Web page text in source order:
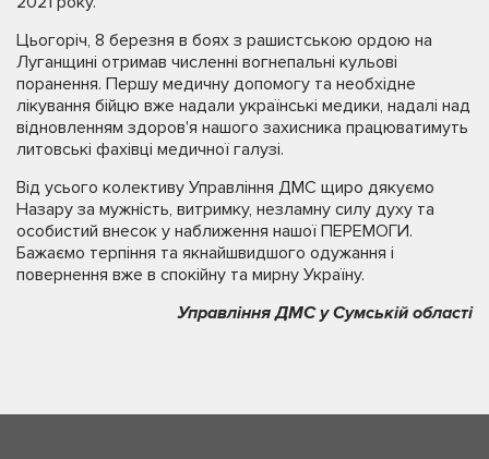
Цьогоріч, 8 березня в боях з рашистською ордою на
Луганщині отримав численні вогнепальні кульові
поранення. Першу медичну допомогу та необхідне
лікування бійцю вже надали українські медики, надалі над
відновленням здоров'я нашого захисника працюватимуть
литовські фахівці медичної галузі.
Від усього колективу Управління ДМС щиро дякуємо
Назару за мужність, витримку, незламну силу духу та
особистий внесок у наближення нашої ПЕРЕМОГИ.
Бажаємо терпіння та якнайшвидшого одужання і
повернення вже в спокійну та мирну Україну.
Управління ДМС у Сумській області